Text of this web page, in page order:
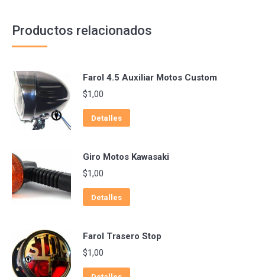
Productos relacionados
Farol 4.5 Auxiliar Motos Custom
$1,00
Detalles
Giro Motos Kawasaki
$1,00
Detalles
Farol Trasero Stop
$1,00